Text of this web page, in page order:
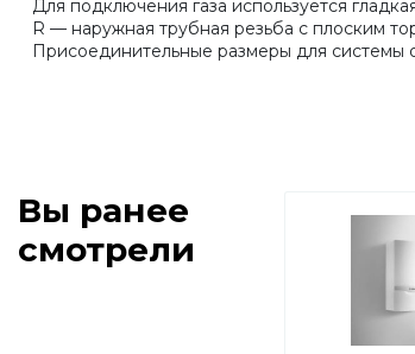
Для подключения газа используется
R — наружная трубная резьба с плоским
Присоединительные размеры для системы
Вы ранее
смотрели